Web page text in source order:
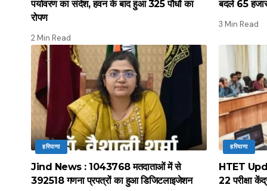
पर्यावरण का संदेश, हवन के बाद हुआ 325 पौधों का
रोपण
2 Min Read
बदले 65 हजार
3 Min Read
हरियाणा
Jind News : 1043768 मतदाताओं में से
392518 गणना प्रपत्रों का हुआ डिजिटलाइजेशन
हरियाणा
HTET
22 परीक्षा